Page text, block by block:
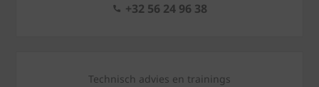
+32 56 24 96 38
Technisch advies en trainings